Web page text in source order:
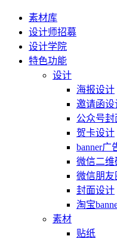
素材库
设计师招募
设计学院
特色功能
设计
海报设计
邀请函设
公众号
贺卡设计
banner广
微信二维
微信朋友
封面设计
淘宝
素材
贴纸